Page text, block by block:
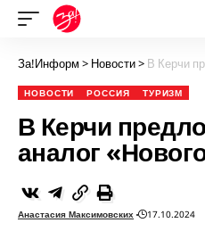
За!Информ > Новости> В Керчи
НОВОСТИ РОССИЯ ТУРИЗМ
В Керчи
аналог
Анастасия Максимовских 17.10.2024